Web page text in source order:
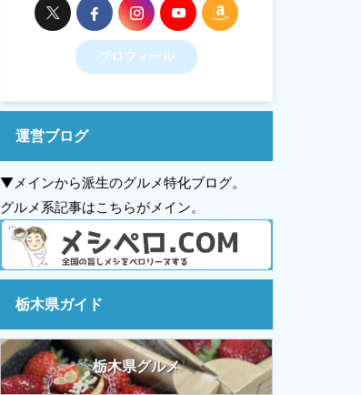
プロフィール
運営ブログ
▼メインから派生のグルメ特化ブログ。
グルメ系記事はこちらがメイン。
栃木県ガイド
栃木県グルメ